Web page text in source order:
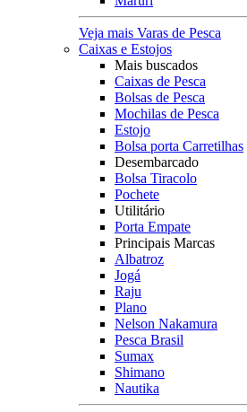
Veja mais Varas de Pesca
Caixas e Estojos
Mais buscados
Caixas de Pesca
Bolsas de Pesca
Mochilas de Pesca
Estojo
Bolsa porta Carretilhas
Desembarcado
Bolsa Tiracolo
Pochete
Utilitário
Porta Empate
Principais Marcas
Albatroz
Jogá
Raju
Plano
Nelson Nakamura
Pesca Brasil
Sumax
Shimano
Nautika